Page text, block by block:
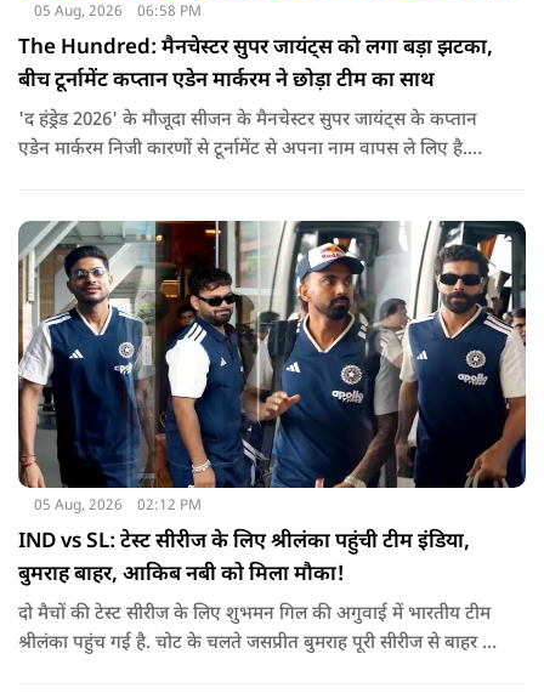
05 Aug, 2026 06:58 PM
The Hundred: मैनचेस्टर सुपर जायंट्स को लगा बड़ा झटका,
बीच टूर्नामेंट कप्तान एडेन मार्करम ने छोड़ा टीम का साथ
'द हंड्रेड 2026' के मौजूदा सीजन के मैनचेस्टर सुपर जायंट्स के कप्तान
एडेन मार्करम निजी कारणों से टूर्नामेंट से अपना नाम वापस ले लिए है.
05 Aug, 2026 02:12 PM
IND vs SL: टेस्ट सीरीज के लिए श्रीलंका पहुंची टीम इंडिया,
बुमराह बाहर, आकिब नबी को मिला मौका!
दो मैचों की टेस्ट सीरीज के लिए शुभमन गिल की अगुवाई में भारतीय टीम
श्रीलंका पहुंच गई है. चोट के चलते जसप्रीत बुमराह पूरी सीरीज से बाहर हो